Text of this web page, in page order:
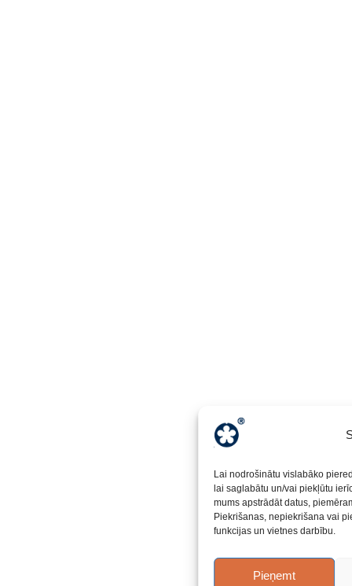
Lai nodrošinātu vislabāko
lai saglabātu un/vai piekļūtu
mums apstrādāt datus,
Piekrišanas, nepiekrišana vai
funkcijas un vietnes darbību.
Pieņemt